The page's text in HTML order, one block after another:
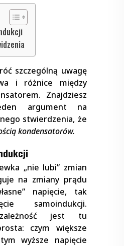
szczególną uwagę
i różnice między
Znajdziesz
argument na
stwierdzenia, że
kondensatorów.
„nie lubi” zmian
na zmiany prądu
napięcie, tak
samoindukcji.
zależność jest tu
czym większe
wyższe napięcie